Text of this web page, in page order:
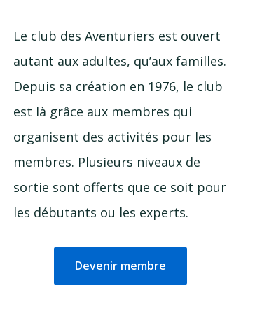
Le club des Aventuriers est ouvert
autant aux adultes, qu’aux familles.
Depuis sa création en 1976, le club
est là grâce aux membres qui
organisent des activités pour les
membres. Plusieurs niveaux de
sortie sont offerts que ce soit pour
les débutants ou les experts.
Devenir membre